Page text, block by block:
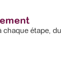
chaque étape,